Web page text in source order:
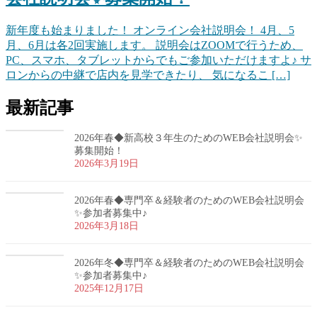
新年度も始まりました！ オンライン会社説明会！ 4月、5
月、6月は各2回実施します。 説明会はZOOMで行うため、
PC、スマホ、タブレットからでもご参加いただけますよ♪ サ
ロンからの中継で店内を見学できたり、 気になるこ […]
最新記事
2026年春◆新高校３年生のためのWEB会社説明会✨
募集開始！
2026年3月19日
2026年春◆専門卒＆経験者のためのWEB会社説明会
✨参加者募集中♪
2026年3月18日
2026年冬◆専門卒＆経験者のためのWEB会社説明会
✨参加者募集中♪
2025年12月17日